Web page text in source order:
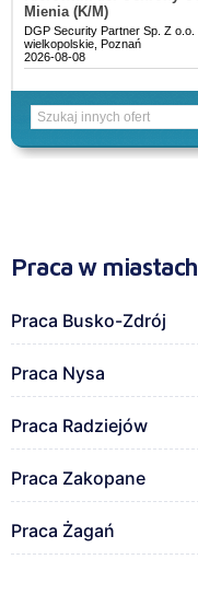
Praca w miastach
Praca Busko-Zdrój
Praca Nysa
Praca Radziejów
Praca Zakopane
Praca Żagań